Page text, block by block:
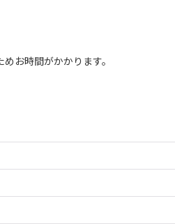
お時間がかかります。